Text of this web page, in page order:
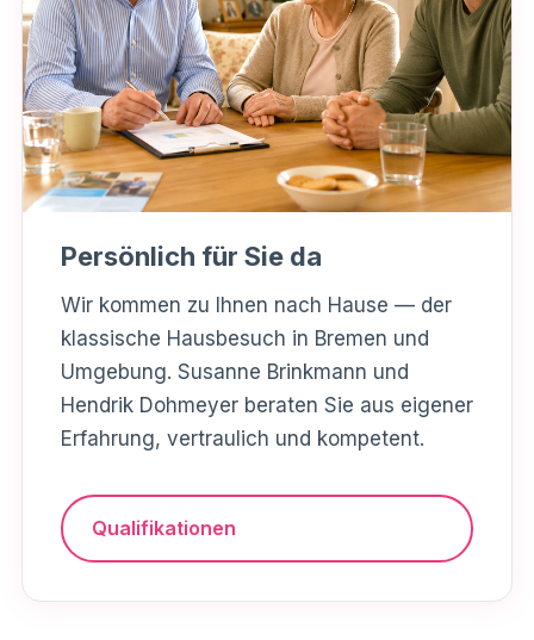
Persönlich für Sie da
Wir kommen zu Ihnen nach Hause — der
klassische Hausbesuch in Bremen und
Umgebung. Susanne Brinkmann und
Hendrik Dohmeyer beraten Sie aus eigener
Erfahrung, vertraulich und kompetent.
Qualifikationen